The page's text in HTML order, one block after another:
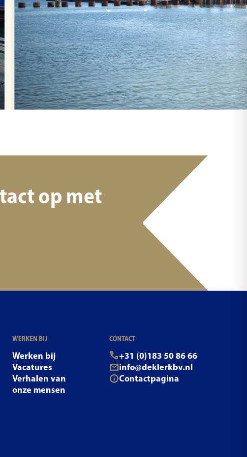
op met
WERKEN BIJ
Werken bij
Vacatures
Verhalen van
onze mensen
CONTACT
+31 (0)183 50 86 66
info@deklerkbv.nl
Contactpagina